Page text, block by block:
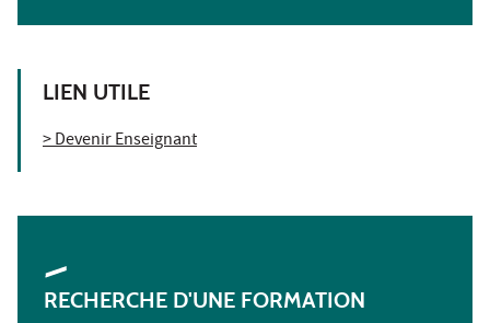
LIEN UTILE
> Devenir Enseignant
RECHERCHE D'UNE FORMATION